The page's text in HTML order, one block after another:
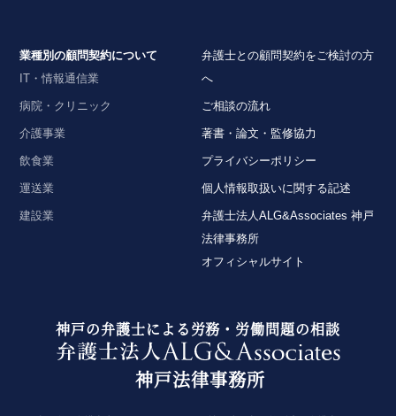
業種別の顧問契約について
IT・情報通信業
病院・クリニック
介護事業
飲食業
運送業
建設業
弁護士との顧問契約をご検討の方
へ
ご相談の流れ
著書・論文・監修協力
プライバシーポリシー
個人情報取扱いに関する記述
弁護士法人ALG&Associates 神戸
法律事務所
オフィシャルサイト
神戸の弁護士による労務・労働問題の相談
神戸法律事務所